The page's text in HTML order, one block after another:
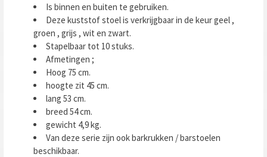
Is binnen en buiten te gebruiken.
Deze kuststof stoel is verkrijgbaar in de keur geel ,
groen , grijs , wit en zwart.
Stapelbaar tot 10 stuks.
Afmetingen ;
Hoog 75 cm.
hoogte zit 45 cm.
lang 53 cm.
breed 54 cm.
gewicht 4,9 kg.
Van deze serie zijn ook barkrukken / barstoelen
beschikbaar.